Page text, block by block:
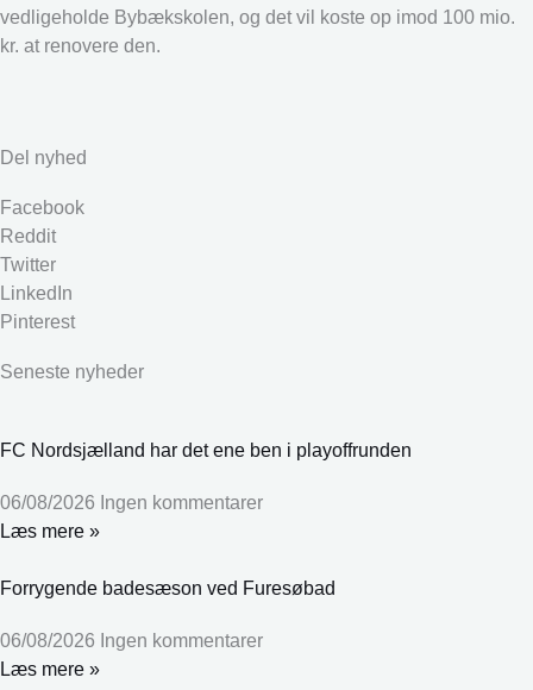
vedligeholde Bybækskolen, og det vil koste op imod 100 mio.
kr. at renovere den.
Del nyhed
Facebook
Reddit
Twitter
LinkedIn
Pinterest
Seneste nyheder
FC Nordsjælland har det ene ben i playoffrunden
06/08/2026 Ingen kommentarer
Læs mere »
Forrygende badesæson ved Furesøbad
06/08/2026 Ingen kommentarer
Læs mere »